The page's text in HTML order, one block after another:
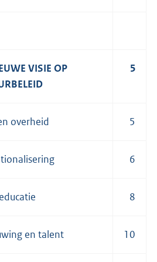
VISIE OP
5
overheid 5
6
8
en talent 10